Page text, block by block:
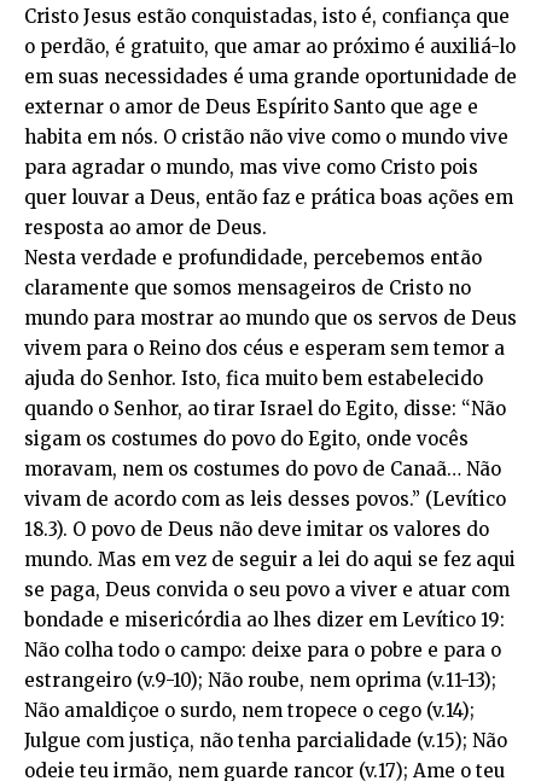
Cristo Jesus estão conquistadas, isto é, confiança que
o perdão, é gratuito, que amar ao próximo é auxiliá-lo
em suas necessidades é uma grande oportunidade de
externar o amor de Deus Espírito Santo que age e
habita em nós. O cristão não vive como o mundo vive
para agradar o mundo, mas vive como Cristo pois
quer louvar a Deus, então faz e prática boas ações em
resposta ao amor de Deus.
Nesta verdade e profundidade, percebemos então
claramente que somos mensageiros de Cristo no
mundo para mostrar ao mundo que os servos de Deus
vivem para o Reino dos céus e esperam sem temor a
ajuda do Senhor. Isto, fica muito bem estabelecido
quando o Senhor, ao tirar Israel do Egito, disse: “Não
sigam os costumes do povo do Egito, onde vocês
moravam, nem os costumes do povo de Canaã… Não
vivam de acordo com as leis desses povos.” (Levítico
18.3). O povo de Deus não deve imitar os valores do
mundo. Mas em vez de seguir a lei do aqui se fez aqui
se paga, Deus convida o seu povo a viver e atuar com
bondade e misericórdia ao lhes dizer em Levítico 19:
Não colha todo o campo: deixe para o pobre e para o
estrangeiro (v.9-10); Não roube, nem oprima (v.11-13);
Não amaldiçoe o surdo, nem tropece o cego (v.14);
Julgue com justiça, não tenha parcialidade (v.15); Não
odeie teu irmão, nem guarde rancor (v.17); Ame o teu